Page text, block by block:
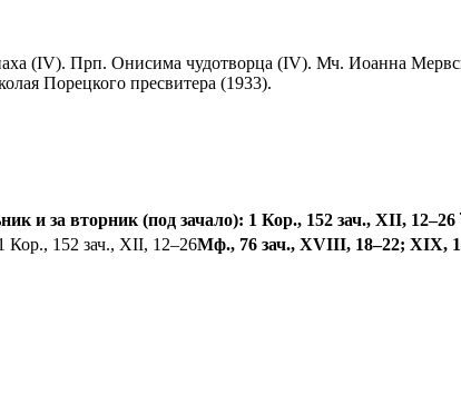
(IV). Прп. Онисима чудотворца (IV). Мч. Иоанна
Порецкого пресвитера (1933).
и за вторник (под зачало): 1 Кор., 152 зач., XII, 12–26
Кор., 152 зач., XII, 12–26Мф., 76 зач., XVIII, 18–22; XIX,